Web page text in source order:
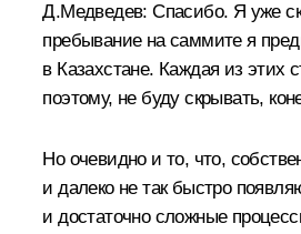
Д.Медведев: Спасибо. Я уже
пребывание на саммите я
в Казахстане. Каждая из этих
поэтому, не буду скрывать,
Но очевидно и то, что,
и далеко не так быстро
и достаточно сложные